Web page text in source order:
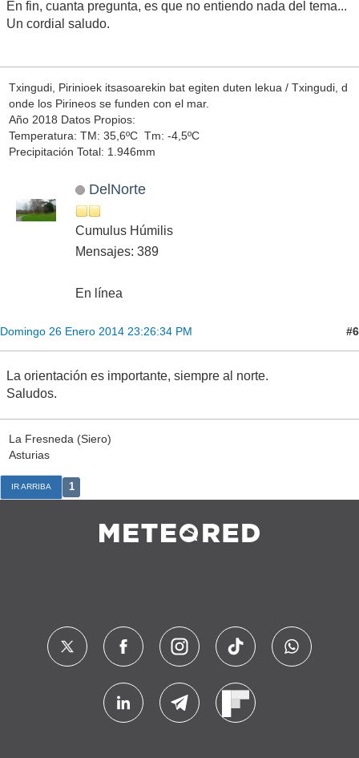
En fin, cuanta pregunta, es que no entiendo nada del tema...
Un cordial saludo.
Txingudi, Pirinioek itsasoarekin bat egiten duten lekua / Txingudi, d
onde los Pirineos se funden con el mar.
Año 2018 Datos Propios:
Temperatura: TM: 35,6ºC Tm: -4,5ºC
Precipitación Total: 1.946mm
DelNorte
Cumulus Húmilis
Mensajes: 389
En línea
Domingo 26 Enero 2014 23:26:34 PM #6
La orientación es importante, siempre al norte.
Saludos.
La Fresneda (Siero)
Asturias
IR ARRIBA 1